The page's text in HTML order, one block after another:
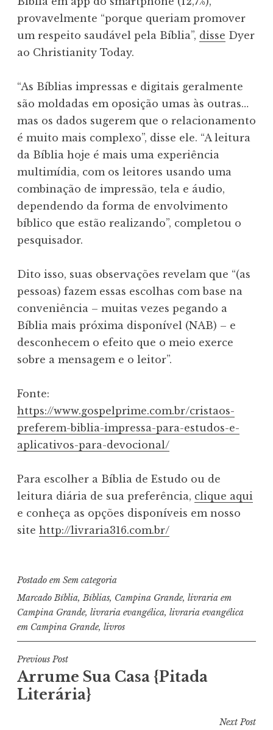
provavelmente “porque queriam promover
um respeito saudável pela Bíblia”, disse Dyer
ao Christianity Today.
“As Bíblias impressas e digitais geralmente
são moldadas em oposição umas às outras…
mas os dados sugerem que o relacionamento
é muito mais complexo”, disse ele. “A leitura
da Bíblia hoje é mais uma experiência
multimídia, com os leitores usando uma
combinação de impressão, tela e áudio,
dependendo da forma de envolvimento
bíblico que estão realizando”, completou o
pesquisador.
Dito isso, suas observações revelam que “(as
pessoas) fazem essas escolhas com base na
conveniência – muitas vezes pegando a
Bíblia mais próxima disponível (NAB) – e
desconhecem o efeito que o meio exerce
sobre a mensagem e o leitor”.
Fonte:
https://www.gospelprime.com.br/cristaos-
preferem-biblia-impressa-para-estudos-e-
aplicativos-para-devocional/
Para escolher a Bíblia de Estudo ou de
leitura diária de sua preferência, clique aqui
e conheça as opções disponíveis em nosso
site http://livraria316.com.br/
Postado em Sem categoria
MarcadoBíblia,Bíblias, Campina Grande, livraria em
Campina Grande, livraria evangélica, livraria evangélica
em Campina Grande, livros
Navegação
de
Post
Previous Post
Arrume Sua Casa {Pitada
Literária}
Next Post